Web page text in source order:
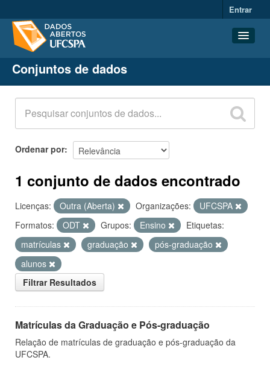
Entrar
Conjuntos de dados
Organizações
Grupos
Sobre
Conjuntos de dados
Ordenar por
1 conjunto de dados encontrado
Licenças: Outra (Aberta) Organizações:
UFCSPA
Formatos:
ODT Grupos: Ensino
Etiquetas:
matrículas
graduação
pós-graduação
alunos
Filtrar Resultados
Matrículas da Graduação e Pós-graduação
Relação de matrículas de graduação e pós-graduação da
UFCSPA.